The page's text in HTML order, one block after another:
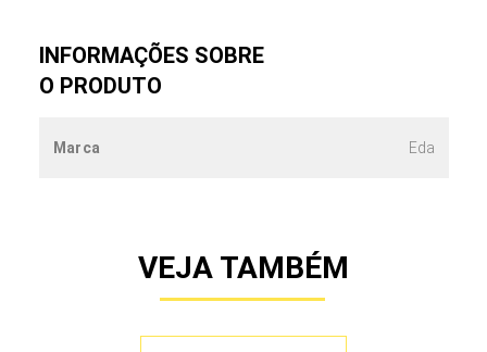
INFORMAÇÕES SOBRE
O PRODUTO
Marca Eda
VEJA TAMBÉM